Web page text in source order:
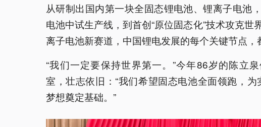
从研制出国内第一块全固态锂电池、锂离子电池
电池中试生产线，到首创“原位固态化”技术攻克世
离子电池新赛道，中国锂电发展的每个关键节点，
“我们一定要保持世界第一。”今年86岁的陈立
室，壮志依旧：“我们希望固态电池全面领跑，为
梦想奠定基础。”